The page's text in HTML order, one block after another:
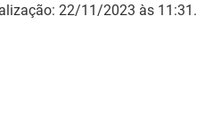
22/11/2023 às 11:31.